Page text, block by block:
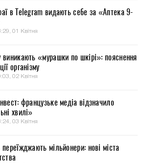
в Telegram видають себе за «Аптека 9-
01 Квітня
виникають «мурашки по шкірі»: пояснення
організму
02 Квітня
французьке медіа відзначило
хвилі»
03 Квітня
переїжджають мільйонери: нові міста